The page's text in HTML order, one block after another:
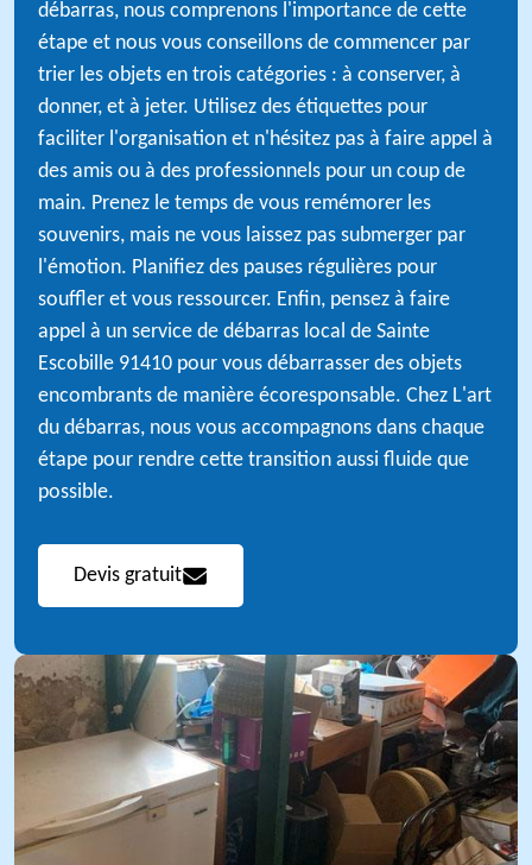
débarras, nous comprenons l'importance de cette
étape et nous vous conseillons de commencer par
trier les objets en trois catégories : à conserver, à
donner, et à jeter. Utilisez des étiquettes pour
faciliter l'organisation et n'hésitez pas à faire appel à
des amis ou à des professionnels pour un coup de
main. Prenez le temps de vous remémorer les
souvenirs, mais ne vous laissez pas submerger par
l'émotion. Planifiez des pauses régulières pour
souffler et vous ressourcer. Enfin, pensez à faire
appel à un service de débarras local de Sainte
Escobille 91410 pour vous débarrasser des objets
encombrants de manière écoresponsable. Chez L'art
du débarras, nous vous accompagnons dans chaque
étape pour rendre cette transition aussi fluide que
possible.
Devis gratuit